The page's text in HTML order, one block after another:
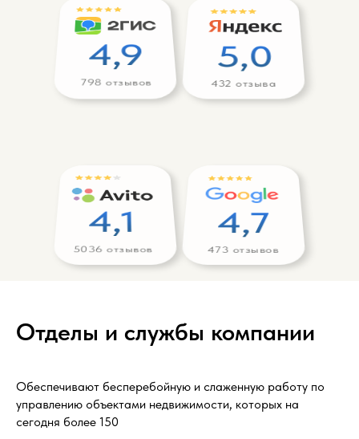
Чтобы посмотреть следующий объект
Квартира
Проспект Масленникова, 15
798 отзывов
4,9
432 отзыва
5,0
5036 отзывов
4,1
473 отзывов
4,7
Отделы и службы компании
Обеспечивают бесперебойную и слаженную работу по
управлению объектами недвижимости, которых на
сегодня более 150